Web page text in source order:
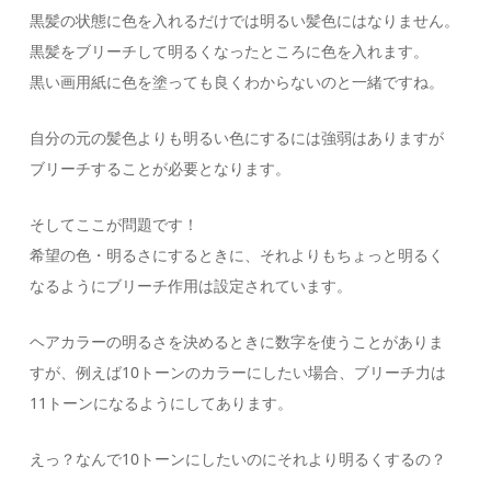
黒髪の状態に色を入れるだけでは明るい髪色にはなりません。
黒髪をブリーチして明るくなったところに色を入れます。
黒い画用紙に色を塗っても良くわからないのと一緒ですね。
自分の元の髪色よりも明るい色にするには強弱はありますが
ブリーチすることが必要となります。
そしてここが問題です！
希望の色・明るさにするときに、それよりもちょっと明るく
なるようにブリーチ作用は設定されています。
ヘアカラーの明るさを決めるときに数字を使うことがありま
すが、例えば10トーンのカラーにしたい場合、ブリーチ力は
11トーンになるようにしてあります。
えっ？なんで10トーンにしたいのにそれより明るくするの？